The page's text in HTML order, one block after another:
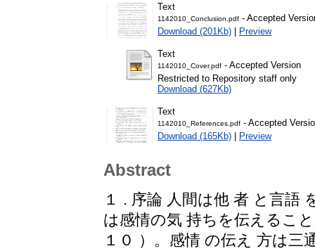
Text
1142010_Conclusion.pdf - Accepted
Download (201Kb) | Preview
Text
1142010_Cover.pdf - Accepted Version
Restricted to Repository staff only
Download (627Kb)
Text
1142010_References.pdf - Accepted
Download (165Kb) | Preview
Abstract
１ . 序論 人間は他 者 と言語
は感情の気 持ちを伝えるこ
１０ ）。感情 の伝え 方は三